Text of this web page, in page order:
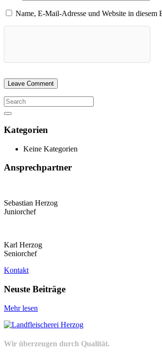
Name, E-Mail-Adresse und Website in diesem
Kategorien
Keine Kategorien
Ansprechpartner
Sebastian Herzog
Juniorchef
Karl Herzog
Seniorchef
Kontakt
Neuste Beiträge
Mehr lesen
Wir überzeugen durch Qualität.